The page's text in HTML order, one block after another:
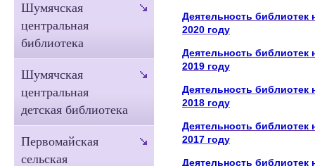
Деятельность библиотек
2020 году
Деятельность библиотек
2019 году
Деятельность библиотек
2018 году
Деятельность библиотек
2017 году
Деятельность библиотек
Шумячская
центральная
библиотека
Шумячская
центральная
детская библиотека
Первомайская
сельская